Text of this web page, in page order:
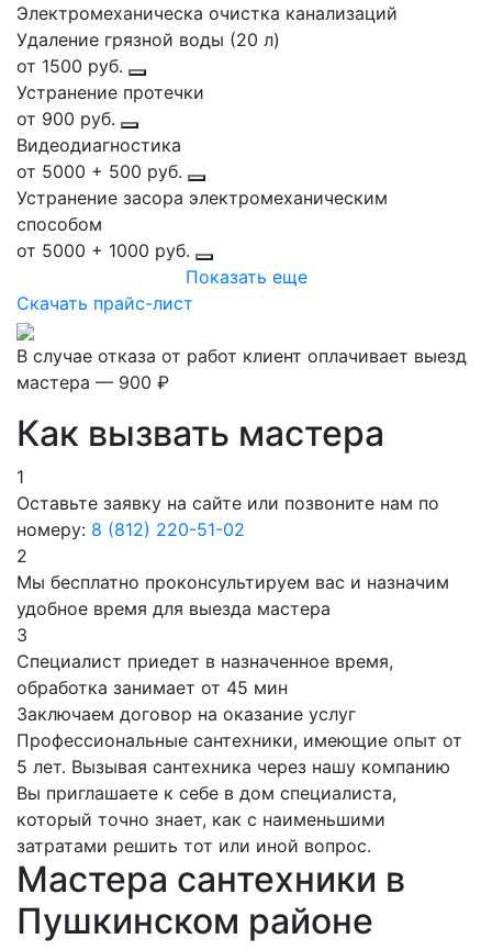
Электромеханическа очистка канализаций
Удаление грязной воды (20 л)
от 1500 руб.
Устранение протечки
от 900 руб.
Видеодиагностика
от 5000 + 500 руб.
Устранение засора электромеханическим
способом
от 5000 + 1000 руб.
Показать еще
Скачать прайс-лист
В случае отказа от работ клиент оплачивает выезд
мастера — 900 ₽
Как вызвать мастера
1
Оставьте заявку на сайте или позвоните нам по
номеру: 8 (812) 220-51-02
2
Мы бесплатно проконсультируем вас и назначим
удобное время для выезда мастера
3
Специалист приедет в назначенное время,
обработка занимает от 45 мин
Заключаем договор на оказание услуг
Профессиональные сантехники, имеющие опыт от
5 лет. Вызывая сантехника через нашу компанию
Вы приглашаете к себе в дом специалиста,
который точно знает, как с наименьшими
затратами решить тот или иной вопрос.
Мастера сантехники в
Пушкинском районе